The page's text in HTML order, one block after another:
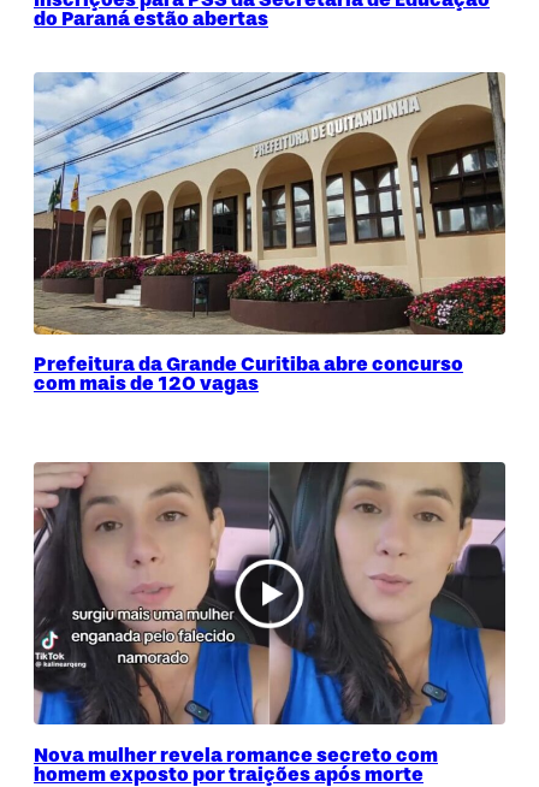
do Paraná estão abertas
Prefeitura da Grande Curitiba abre concurso
com mais de 120 vagas
Nova mulher revela romance secreto com
homem exposto por traições após morte